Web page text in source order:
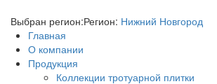
Выбран регион:Регион: Нижний Новгород
Главная
О компании
Продукция
Коллекции тротуарной плитки